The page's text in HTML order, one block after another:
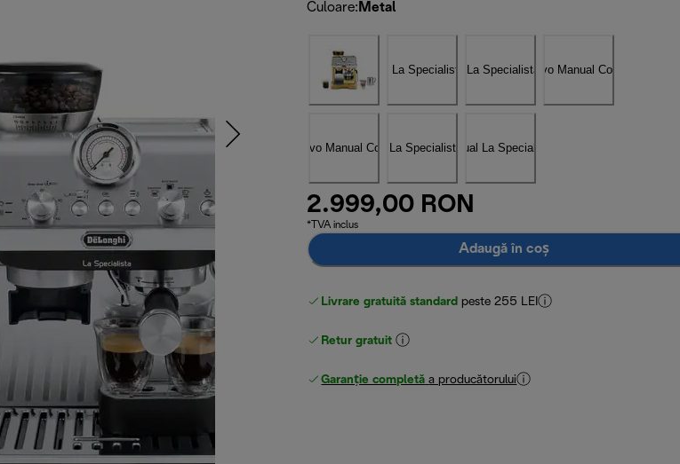
Culoare: Metal
2.999,00 RON
*TVA inclus
Adaugă în coș
Livrare gratuită standard peste 255 LEI
Retur gratuit
Garanție completă a producătorului